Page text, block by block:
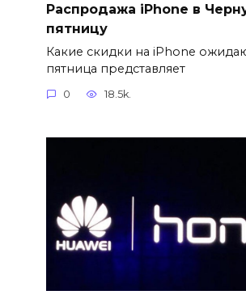
Распродажа iPhone в
пятницу
Какие скидки на iPhone
пятница представляет
0 18.5k.